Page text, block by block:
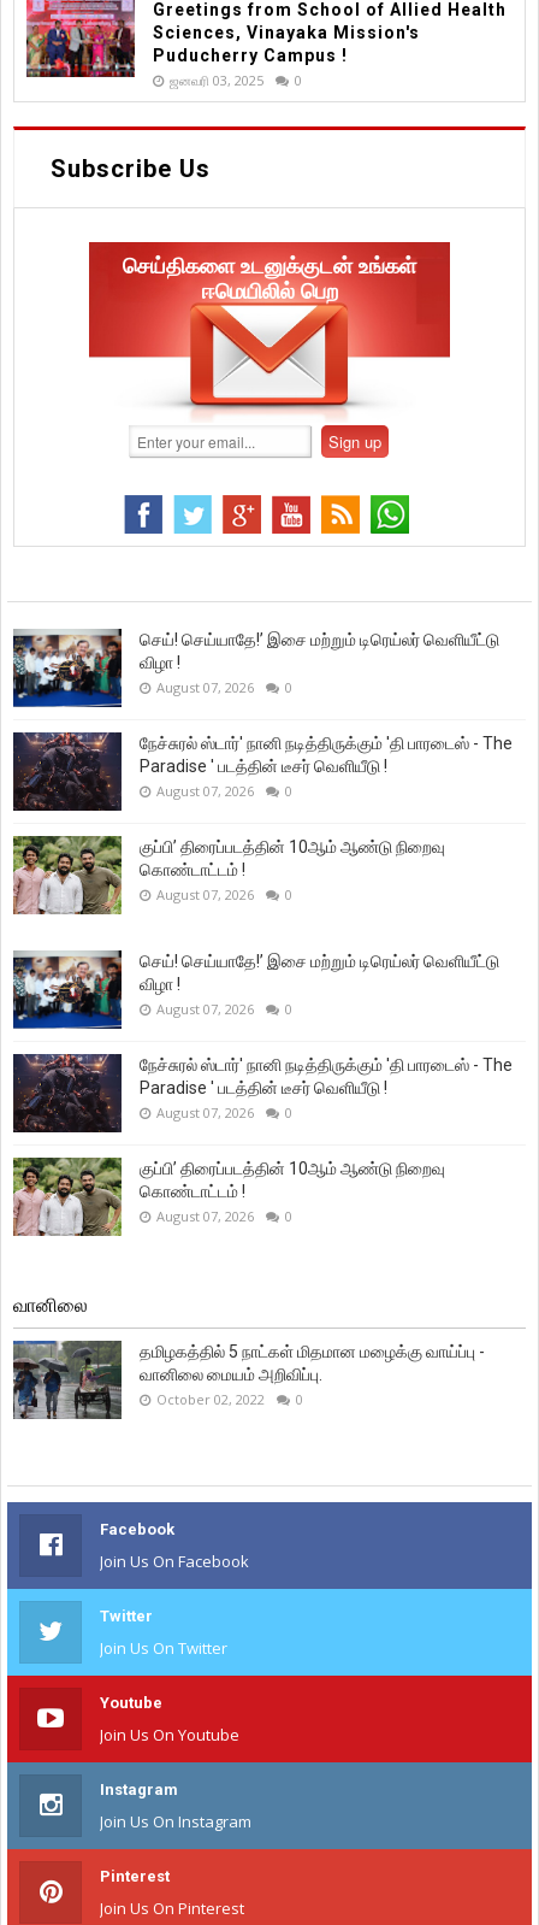
Greetings from School of Allied Health
Sciences, Vinayaka Mission's
Puducherry Campus !
ஜனவரி 03, 2025 0
Subscribe Us
செய்திகளை உடனுக்குடன் உங்கள்
ஈமெயிலில் பெற
செய்! செய்யாதே!’ இசை மற்றும் டிரெய்லர் வெளியீட்டு
விழா !
August 07, 2026 0
நேச்சுரல் ஸ்டார்' நானி நடித்திருக்கும் 'தி பாரடைஸ் - The
Paradise ' படத்தின் டீசர் வெளியீடு !
August 07, 2026 0
குப்பி’ திரைப்படத்தின் 10ஆம் ஆண்டு நிறைவு
கொண்டாட்டம் !
August 07, 2026 0
செய்! செய்யாதே!’ இசை மற்றும் டிரெய்லர் வெளியீட்டு
விழா !
August 07, 2026 0
நேச்சுரல் ஸ்டார்' நானி நடித்திருக்கும் 'தி பாரடைஸ் - The
Paradise ' படத்தின் டீசர் வெளியீடு !
August 07, 2026 0
குப்பி’ திரைப்படத்தின் 10ஆம் ஆண்டு நிறைவு
கொண்டாட்டம் !
August 07, 2026 0
வானிலை
தமிழகத்தில் 5 நாட்கள் மிதமான மழைக்கு வாய்ப்பு -
வானிலை மையம் அறிவிப்பு.
October 02, 2022 0
Facebook
Join Us On Facebook
Twitter
Join Us On Twitter
Youtube
Join Us On Youtube
Instagram
Join Us On Instagram
Pinterest
Join Us On Pinterest